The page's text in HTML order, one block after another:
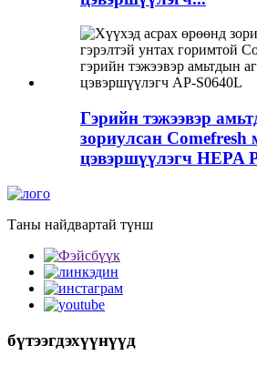
Гэрийн тэжээвэр
зориулсан Comefresh
цэвэршүүлэгч HEPA
Таны найдвартай түнш
бүтээгдэхүүнүүд